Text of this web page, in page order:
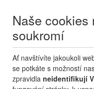
Naše cookies
soukromí
Ať navštívíte jakoukoli
se potkáte s možností
zpravidla neidentifikují
Menu